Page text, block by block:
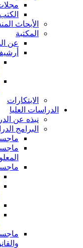
الأبحاث
المكتبة
عن
الابتكارات
الدراسات العليا
نبذه عن
البرامج